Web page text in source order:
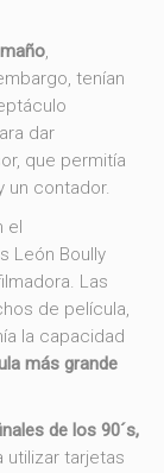
,
tenían
dar
que permitía
un contador.
el
León Boully
Las
de película,
la capacidad
más grande
de los 90´s,
utilizar tarjetas